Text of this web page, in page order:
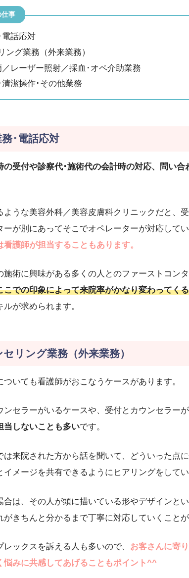
仕事
電話応対
ング業務（外来業務）
レーザー照射／採血･オペ介助業務
潔操作･その他業務
務･電話応対
の受付や診察代･施術代の会計時の対応、問い合
ような美容外科／美容皮膚科クリニックだと、
ーが別にあってそこでオペレーターが対応してい
看護師が担当することもあります。
施術に興味がある多くの人とのファーストコン
こでの印象によって来院率がかなり変わってくる
が求められます。
セリング業務（外来業務）
ついても看護師がおこなうケースがあります。
ンセラーがいるケースや、受付とカウンセラー
当しないことも多いです。
は来院された方から話を聞いて、どういった点
メージを共有できるようにヒアリングをしてい
合は、その人が頭に描いている形やデザインと
がきちんと分かるまで丁寧に対応していくことが
ックスを訴える人も多いので、 お客さんに寄
悩みに共感してあげることもポイント^^